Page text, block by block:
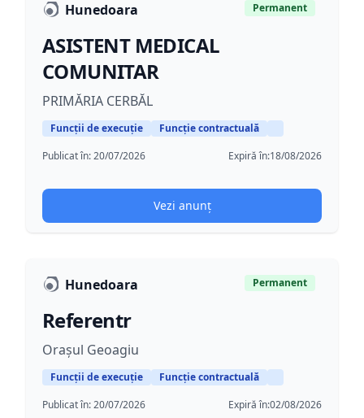
Hunedoara Permanent
ASISTENT MEDICAL
COMUNITAR
PRIMĂRIA CERBĂL
Funcții de execuție
Funcție contractuală
Publicat în:20/07/2026 Expiră în:18/08/2026
Vezi anunț
Hunedoara Permanent
Referentr
Orașul Geoagiu
Funcții de execuție
Funcție contractuală
Publicat în:20/07/2026 Expiră în:02/08/2026